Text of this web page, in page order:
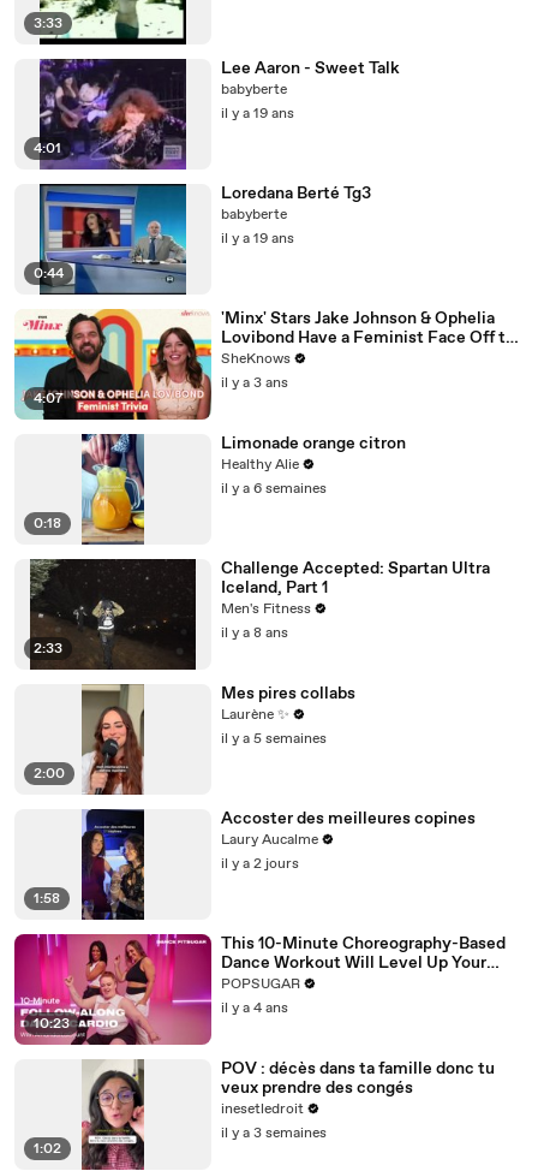
3:33
4:01
Lee Aaron - Sweet Talk
babyberte
il y a 19 ans
0:44
Loredana Berté Tg3
babyberte
il y a 19 ans
4:07
'Minx' Stars Jake Johnson & Ophelia
Lovibond Have a Feminist Face Off to
Celebrate Season 2
SheKnows
il y a 3 ans
0:18
Limonade orange citron
Healthy Alie
il y a 6 semaines
2:33
Challenge Accepted: Spartan Ultra
Iceland, Part 1
Men's Fitness
il y a 8 ans
2:00
Mes pires collabs
Laurène ✨
il y a 5 semaines
1:58
Accoster des meilleures copines
Laury Aucalme
il y a 2 jours
10:23
This 10-Minute Choreography-Based
Dance Workout Will Level Up Your
Moves
POPSUGAR
il y a 4 ans
1:02
POV : décès dans ta famille donc tu
veux prendre des congés
inesetledroit
il y a 3 semaines